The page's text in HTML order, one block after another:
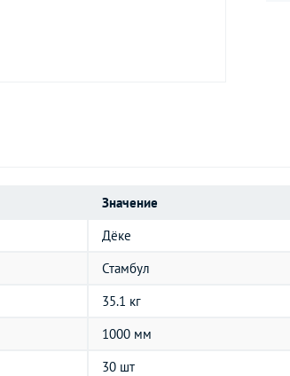
Значение
Дёке
Стамбул
35.1 кг
1000 мм
30 шт